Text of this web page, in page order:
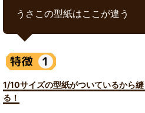
うさこの型紙はここが違う
1/10サイズの型紙がついているから
る！